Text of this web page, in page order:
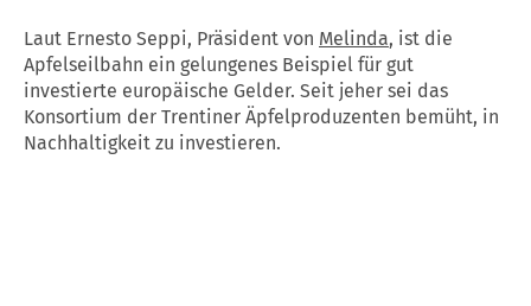
Laut Ernesto Seppi, Präsident von Melinda, ist die
Apfelseilbahn ein gelungenes Beispiel für gut
investierte europäische Gelder. Seit jeher sei das
Konsortium der Trentiner Äpfelproduzenten bemüht, in
Nachhaltigkeit zu investieren.